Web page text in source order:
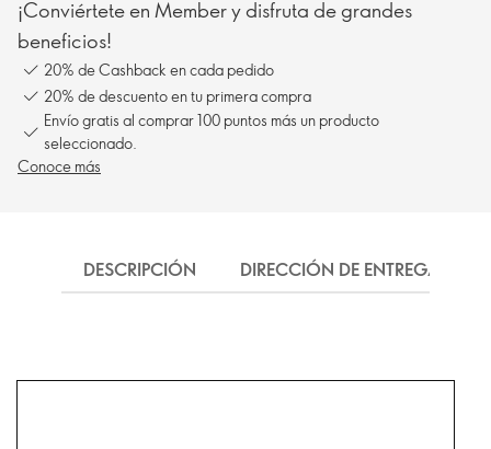
¡Conviértete en Member y disfruta de grandes
beneficios!
20% de Cashback en cada pedido
20% de descuento en tu primera compra
Envío gratis al comprar 100 puntos más un producto
seleccionado.
Conoce más
DESCRIPCIÓN DIRECCIÓN DE ENTREGA